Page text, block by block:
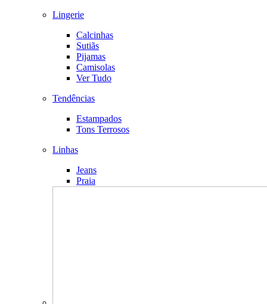
Lingerie
Calcinhas
Sutiãs
Pijamas
Camisolas
Ver Tudo
Tendências
Estampados
Tons Terrosos
Linhas
Jeans
Praia